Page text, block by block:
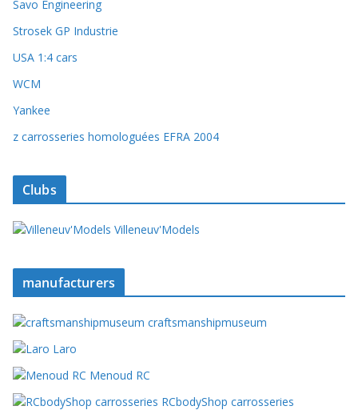
Savo Engineering
Strosek GP Industrie
USA 1:4 cars
WCM
Yankee
z carrosseries homologuées EFRA 2004
Clubs
Villeneuv'Models
manufacturers
craftsmanshipmuseum
Laro
Menoud RC
RCbodyShop carrosseries